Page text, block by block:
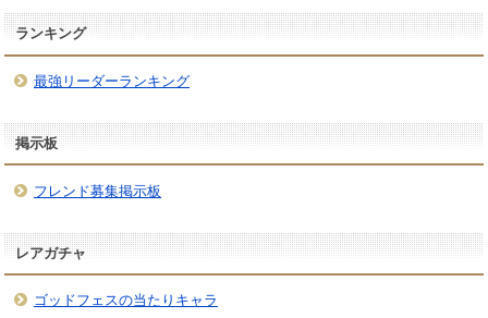
ランキング
最強リーダーランキング
掲示板
フレンド募集掲示板
レアガチャ
ゴッドフェスの当たりキャラ